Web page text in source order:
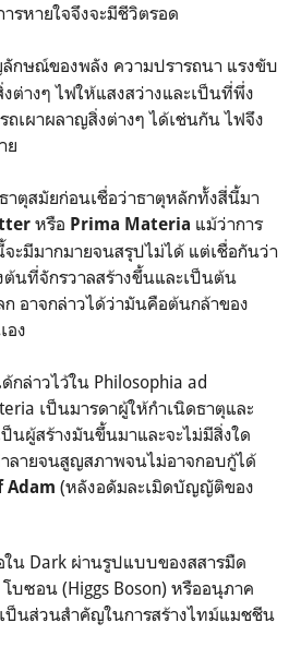
รหายใจจึงจะมีชีวิตรอด
ษณ์ของพลัง ความปรารถนา แรงขับ
งต่างๆ ไฟให้แสงสว่างและเป็นที่พึ่ง
เผาผลาญสิ่งต่างๆ ได้เช่นกัน ไฟจึง
ย
าตุสมัยก่อนเชื่อว่าธาตุหลักทั้งสี่นี้มา
หรือ Prima Materia แม้ว่าการ
มีมากมายจนสรุปไม่ได้ แต่เชื่อกันว่า
นที่จักรวาลสร้างขึ้นและเป็นต้น
ก อาจกล่าวได้ว่ามันคือต้นกล้าของ
อง
กล่าวไว้ใน Philosophia ad
เป็นมารดาผู้ให้กำเนิดธาตุและ
ป็นผู้สร้างมันขึ้นมาและจะไม่มีสิ่งใด
ลายจนสูญสภาพจนไม่อาจกอบกู้ได้
Adam (หลังอดัมละเมิดบัญญัติของ
น Dark ผ่านรูปแบบของสสารมืด
บซอน (Higgs Boson) หรืออนุภาค
เป็นส่วนสำคัญในการสร้างไทม์แมชชีน